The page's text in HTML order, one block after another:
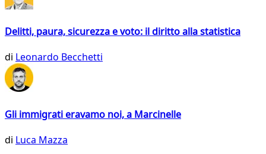
Delitti, paura, sicurezza e voto: il diritto alla statistica
di Leonardo Becchetti
Gli immigrati eravamo noi, a Marcinelle
di Luca Mazza